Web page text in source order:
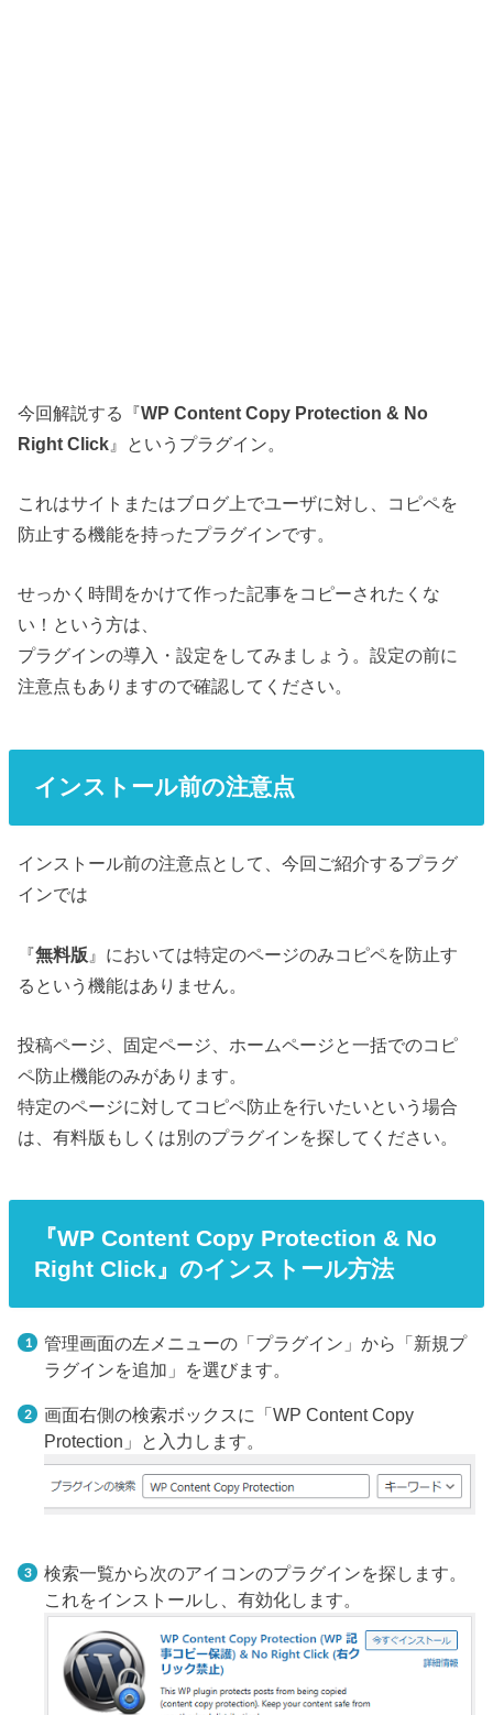
今回解説する『WP Content Copy Protection & No
Right Click 』というプラグイン。
これはサイトまたはブログ上でユーザに対し、コピペを
防止する機能を持ったプラグインです。
せっかく時間をかけて作った記事をコピーされたくな
い！という方は、
プラグインの導入・設定をしてみましょう。設定の前に
注意点もありますので確認してください。
インストール前の注意点
インストール前の注意点として、今回ご紹介するプラグ
インでは
『無料版 』においては特定のページのみコピペを防止す
るという機能はありません。
投稿ページ、固定ページ、ホームページと一括でのコピ
ペ防止機能のみがあります。
特定のページに対してコピペ防止を行いたいという場合
は、有料版もしくは別のプラグインを探してください。
『WP Content Copy Protection & No
Right Click』のインストール方法
管理画面の左メニューの「プラグイン」から「新規プ
ラグインを追加」を選びます。
画面右側の検索ボックスに「WP Content Copy
Protection」と入力します。
検索一覧から次のアイコンのプラグインを探します。
これをインストールし、有効化します。